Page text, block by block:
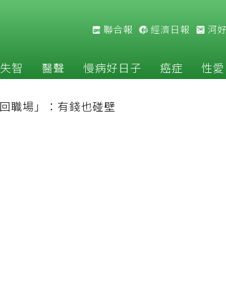
聯合報 經濟日報 河
失智 醫聲 慢病好日子 癌症 性愛
職場」：有錢也碰壁